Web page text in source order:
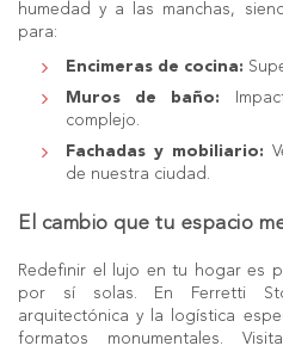
humedad y a las manchas,
para:
Encimeras de cocina:
Muros de baño:
complejo.
Fachadas y mobiliario:
de nuestra ciudad.
El cambio que tu espacio
Redefinir el lujo en tu hogar es
por sí solas. En
Ferretti
arquitectónica y la logística
formatos monumentales.